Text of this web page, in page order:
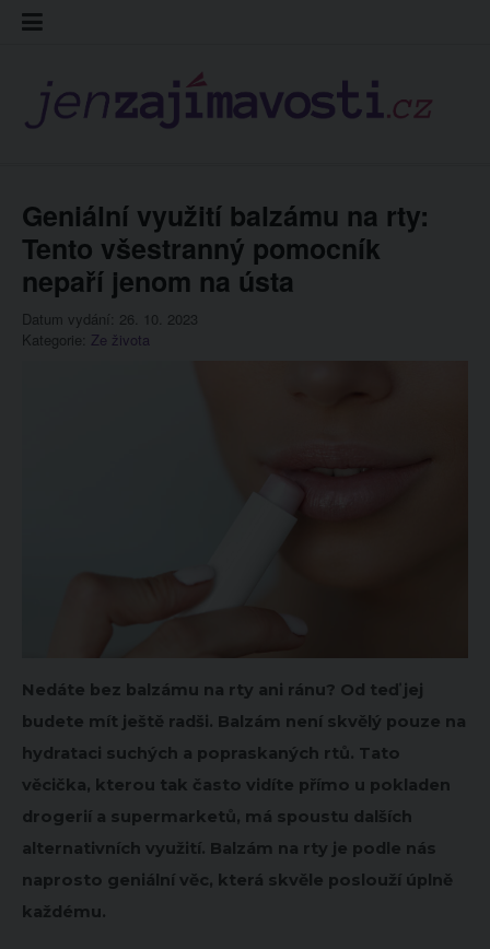
Skip
Geniální využití balzámu na rty:
Tento všestranný pomocník
nepaří jenom na ústa
Datum vydání: 26. 10. 2023
Kategorie: Ze života
Nedáte bez balzámu na rty ani ránu? Od teď jej
budete mít ještě radši. Balzám není skvělý pouze na
hydrataci suchých a popraskaných rtů. Tato
věcička, kterou tak často vidíte přímo u pokladen
drogerií a supermarketů, má spoustu dalších
alternativních využití. Balzám na rty je podle nás
naprosto geniální věc, která skvěle poslouží úplně
každému.